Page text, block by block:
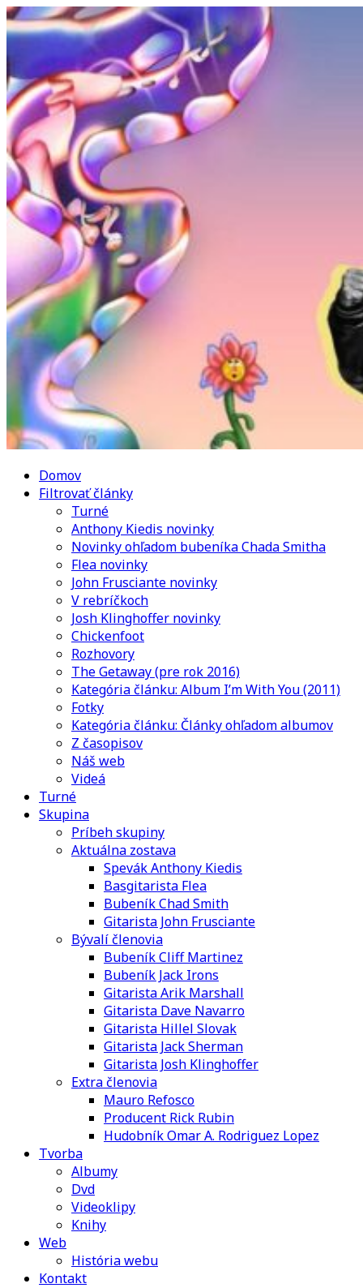
Domov
Filtrovať články
Turné
Anthony Kiedis novinky
Novinky ohľadom bubeníka Chada Smitha
Flea novinky
John Frusciante novinky
V rebríčkoch
Josh Klinghoffer novinky
Chickenfoot
Rozhovory
The Getaway (pre rok 2016)
Kategória článku: Album I’m With You (2011)
Fotky
Kategória článku: Články ohľadom albumov
Z časopisov
Náš web
Videá
Turné
Skupina
Príbeh skupiny
Aktuálna zostava
Spevák Anthony Kiedis
Basgitarista Flea
Bubeník Chad Smith
Gitarista John Frusciante
Bývalí členovia
Bubeník Cliff Martinez
Bubeník Jack Irons
Gitarista Arik Marshall
Gitarista Dave Navarro
Gitarista Hillel Slovak
Gitarista Jack Sherman
Gitarista Josh Klinghoffer
Extra členovia
Mauro Refosco
Producent Rick Rubin
Hudobník Omar A. Rodriguez Lopez
Tvorba
Albumy
Dvd
Videoklipy
Knihy
Web
História webu
Kontakt